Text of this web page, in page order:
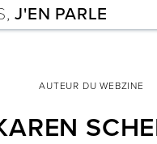
J'EN PARLE
AUTEUR DU WEBZINE